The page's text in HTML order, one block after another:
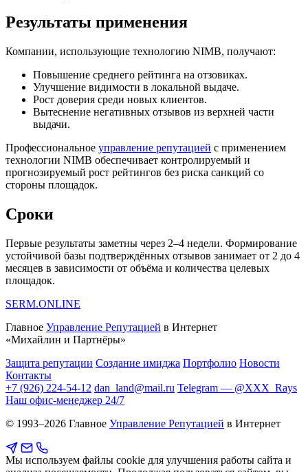
Результаты применения
Компании, использующие технологию NIMB, получают:
Повышение среднего рейтинга на отзовиках.
Улучшение видимости в локальной выдаче.
Рост доверия среди новых клиентов.
Вытеснение негативных отзывов из верхней части
выдачи.
Профессиональное управление репутацией с применением
технологии NIMB обеспечивает контролируемый и
прогнозируемый рост рейтингов без риска санкций со
стороны площадок.
Сроки
Первые результаты заметны через 2–4 недели. Формирование
устойчивой базы подтверждённых отзывов занимает от 2 до 4
месяцев в зависимости от объёма и количества целевых
площадок.
SERM.ONLINE
Главное Управление Репутацией в Интернет
«Михайлин и Партнёры»
Защита репутации Создание имиджа Портфолио Новости
Контакты
+7 (926) 224-54-12 dan_land@mail.ru Telegram — @XXX_Rays
Наш офис-менеджер 24/7
© 1993–2026 Главное Управление Репутацией в Интернет
Мы используем файлы cookie для улучшения работы сайта и